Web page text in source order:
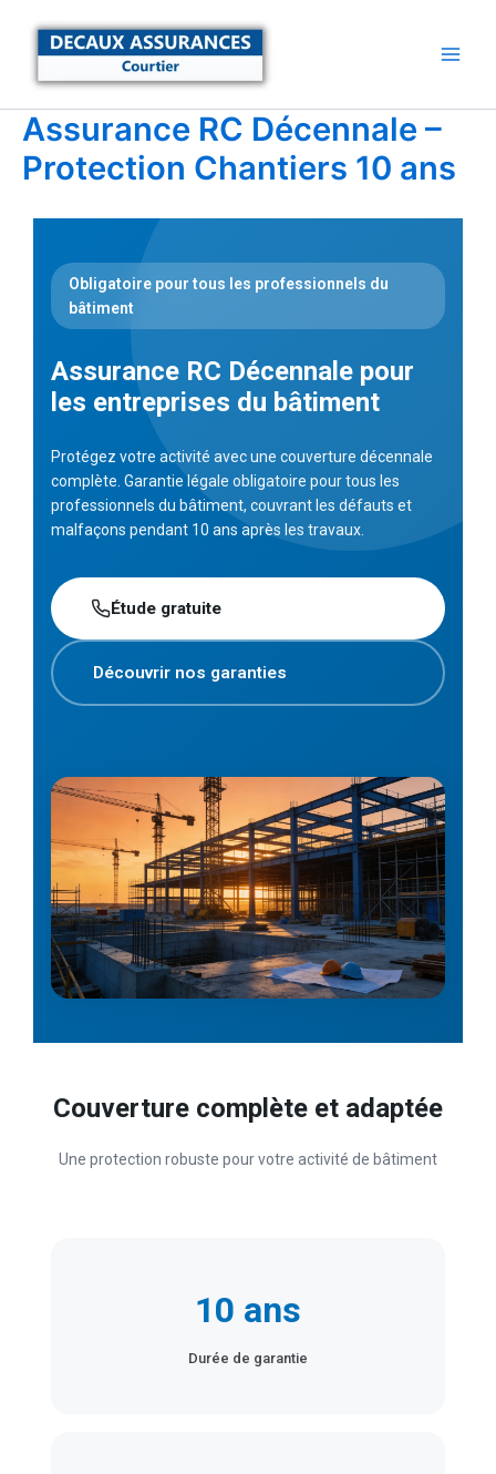
Assurance RC Décennale –
Protection Chantiers 10 ans
Obligatoire pour tous les professionnels du
bâtiment
Assurance RC Décennale pour
les entreprises du bâtiment
Protégez votre activité avec une couverture décennale
complète. Garantie légale obligatoire pour tous les
professionnels du bâtiment, couvrant les défauts et
malfaçons pendant 10 ans après les travaux.
Étude gratuite
Découvrir nos garanties
Couverture complète et adaptée
Une protection robuste pour votre activité de bâtiment
10 ans
Durée de garantie